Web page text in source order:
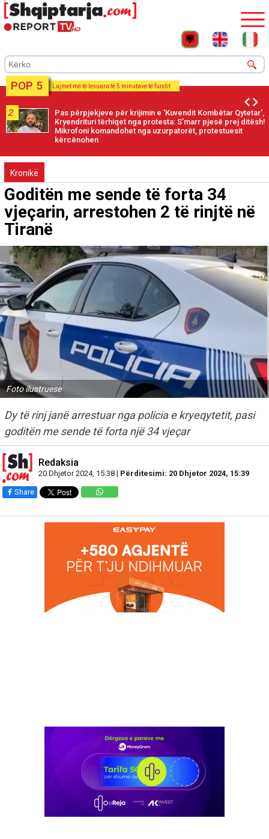
POP 5 Lajmet më të lexuara të 5 minutave të fundit
2
Pas përpjekjeve për krijimin e 'Kuvendit Kombëtar Qytetar',
Kryendrituri tërhiqet nga protesta: S’marr pjesë prej ditësh!
Mikrofoni komandohet nga uzurpatorët, protestuesit
kërcënohen
Kronikë
Goditën me sende të forta 34
vjeçarin, arrestohen 2 të rinjtë në
Tiranë
Foto ilustruese
Dy të rinj janë arrestuar nga policia e kryeqytetit, pasi
goditën me sende të forta një 34 vjeçar
Redaksia
20 Dhjetor 2024, 15:38 | Përditesimi: 20 Dhjetor 2024, 15:39
Share